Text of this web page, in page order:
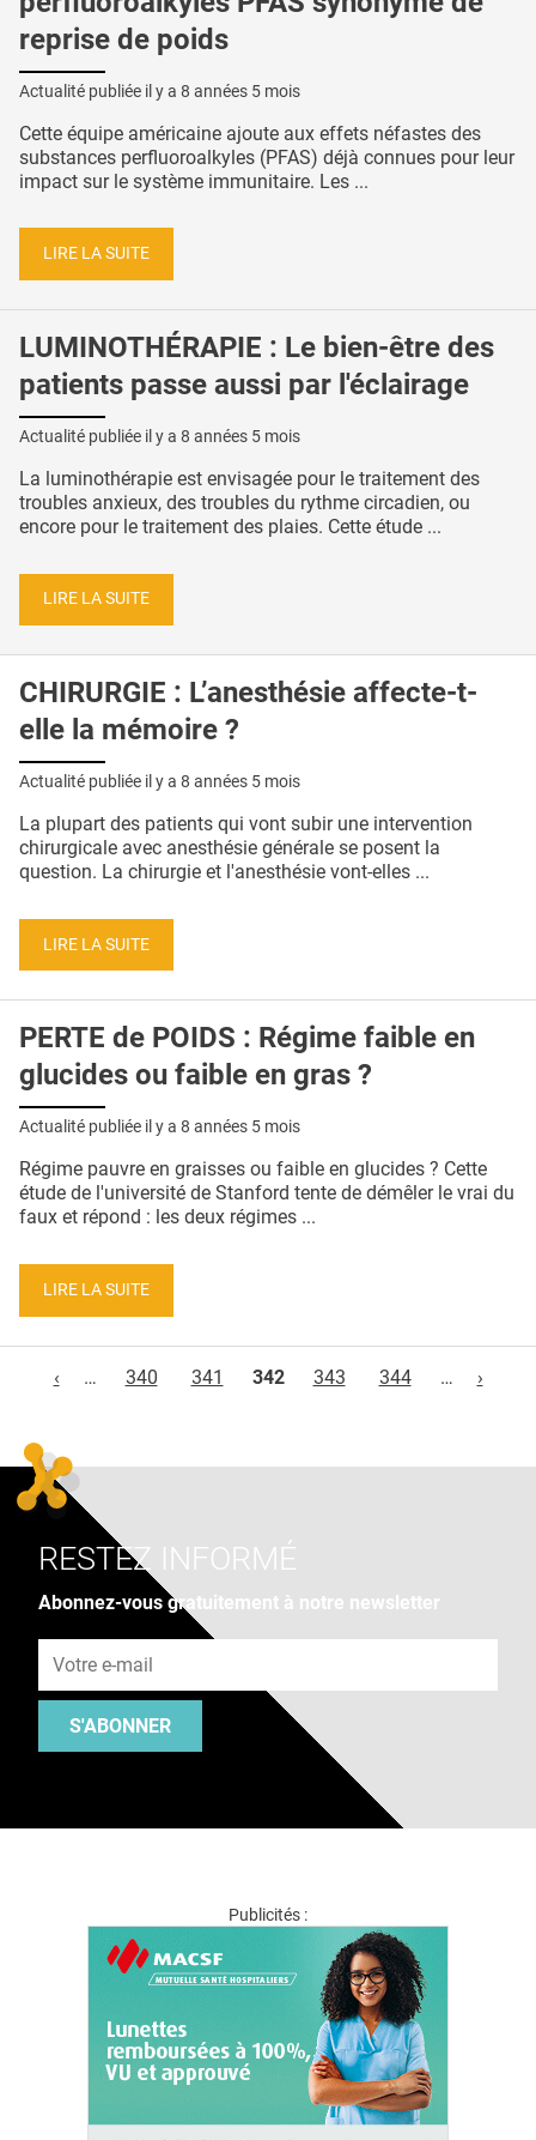
reprise de poids
Actualité publiée il y a 8 années 5 mois
Cette équipe américaine ajoute aux effets néfastes des
substances perfluoroalkyles (PFAS) déjà connues pour leur
impact sur le système immunitaire. Les ...
LIRE LA SUITE
LUMINOTHÉRAPIE : Le bien-être des
patients passe aussi par l'éclairage
Actualité publiée il y a 8 années 5 mois
La luminothérapie est envisagée pour le traitement des
troubles anxieux, des troubles du rythme circadien, ou
encore pour le traitement des plaies. Cette étude ...
LIRE LA SUITE
CHIRURGIE : L’anesthésie affecte-t-
elle la mémoire ?
Actualité publiée il y a 8 années 5 mois
La plupart des patients qui vont subir une intervention
chirurgicale avec anesthésie générale se posent la
question. La chirurgie et l'anesthésie vont-elles ...
LIRE LA SUITE
PERTE de POIDS : Régime faible en
glucides ou faible en gras ?
Actualité publiée il y a 8 années 5 mois
Régime pauvre en graisses ou faible en glucides ? Cette
étude de l'université de Stanford tente de démêler le vrai du
faux et répond : les deux régimes ...
LIRE LA SUITE
‹
… 340 341 342 343 344 … ›
RESTEZ INFORMÉ
Abonnez-vous gratuitement à notre newsletter
S'ABONNER
Publicités :